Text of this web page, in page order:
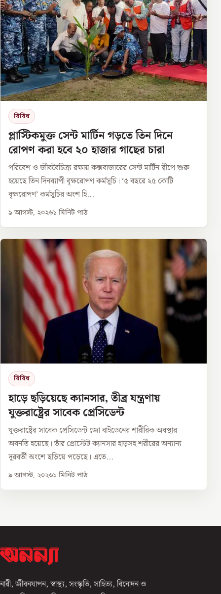
বিবিধ
প্লাস্টিকমুক্ত সেন্ট মার্টিন গড়তে তিন দিনে
রোপণ করা হবে ২০ হাজার গাছের চারা
পরিবেশ ও জীববৈচিত্র্য রক্ষায় কক্সবাজারের সেন্ট মার্টিন দ্বীপে শুরু
হয়েছে তিন দিনব্যাপী বৃক্ষরোপণ কর্মসূচি। ‘৫ বছরে ২৫ কোটি
বৃক্ষরোপণ’ কর্মসূচির অংশ হি...
৯ আগস্ট, ২০২৬১ মিনিট পাঠ
বিবিধ
হাড়ে ছড়িয়েছে ক্যানসার, তীব্র যন্ত্রণায়
যুক্তরাষ্ট্রের সাবেক প্রেসিডেন্ট
যুক্তরাষ্ট্রের সাবেক প্রেসিডেন্ট জো বাইডেনের শারীরিক অবস্থার
অবনতি হয়েছে। তাঁর প্রোস্টেট ক্যানসার হাড়সহ শরীরের অন্যান্য
দূরবর্তী অংশে ছড়িয়ে পড়েছে। এতে...
৯ আগস্ট, ২০২৬১ মিনিট পাঠ
নারী, জীবনযাপন, স্বাস্থ্য, সংস্কৃতি, সাহিত্য, বিনোদন ও